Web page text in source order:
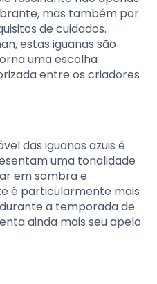
mas também por
de cuidados.
estas iguanas são
uma escolha
entre os criadores
das iguanas azuis é
uma tonalidade
em sombra e
é particularmente mais
a temporada de
ainda mais seu apelo